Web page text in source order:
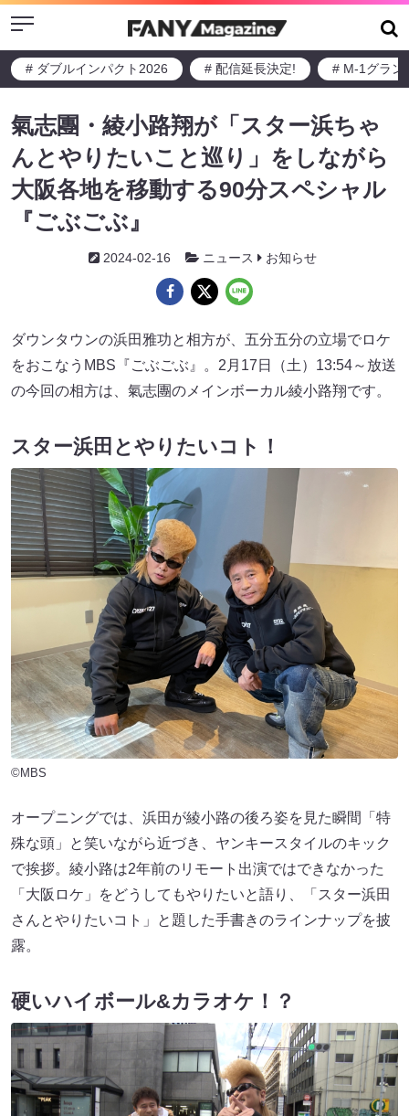
Menu
# ダブルインパクト2026 # 配信延長決定! # M-1グラン
氣志團・綾小路翔が「スター浜ちゃ
んとやりたいこと巡り」をしながら
大阪各地を移動する90分スペシャル
『ごぶごぶ』
2024-02-16 ニュース お知らせ
ダウンタウンの浜田雅功と相方が、五分五分の立場でロケ
をおこなうMBS『ごぶごぶ』。2月17日（土）13:54～放送
の今回の相方は、氣志團のメインボーカル綾小路翔です。
スター浜田とやりたいコト！
©MBS
オープニングでは、浜田が綾小路の後ろ姿を見た瞬間「特
殊な頭」と笑いながら近づき、ヤンキースタイルのキック
で挨拶。綾小路は2年前のリモート出演ではできなかった
「大阪ロケ」をどうしてもやりたいと語り、「スター浜田
さんとやりたいコト」と題した手書きのラインナップを披
露。
硬いハイボール&カラオケ！？